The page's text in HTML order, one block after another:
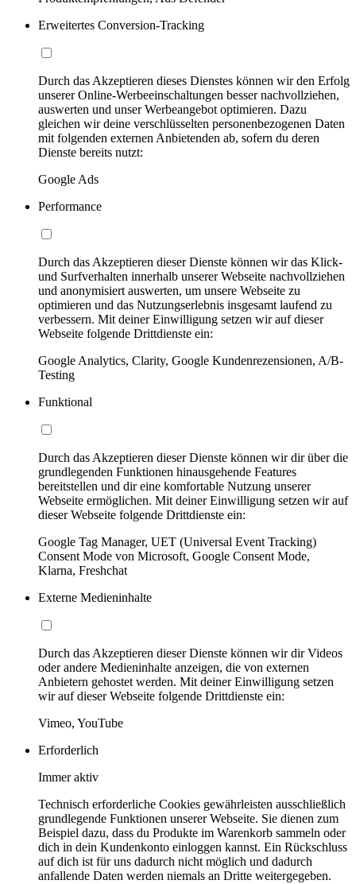
Erweitertes Conversion-Tracking
Durch das Akzeptieren dieses Dienstes können wir den Erfolg
unserer Online-Werbeeinschaltungen besser nachvollziehen,
auswerten und unser Werbeangebot optimieren. Dazu
gleichen wir deine verschlüsselten personenbezogenen Daten
mit folgenden externen Anbietenden ab, sofern du deren
Dienste bereits nutzt:
Google Ads
Performance
Durch das Akzeptieren dieser Dienste können wir das Klick-
und Surfverhalten innerhalb unserer Webseite nachvollziehen
und anonymisiert auswerten, um unsere Webseite zu
optimieren und das Nutzungserlebnis insgesamt laufend zu
verbessern. Mit deiner Einwilligung setzen wir auf dieser
Webseite folgende Drittdienste ein:
Google Analytics, Clarity, Google Kundenrezensionen, A/B-
Testing
Funktional
Durch das Akzeptieren dieser Dienste können wir dir über die
grundlegenden Funktionen hinausgehende Features
bereitstellen und dir eine komfortable Nutzung unserer
Webseite ermöglichen. Mit deiner Einwilligung setzen wir auf
dieser Webseite folgende Drittdienste ein:
Google Tag Manager, UET (Universal Event Tracking)
Consent Mode von Microsoft, Google Consent Mode,
Klarna, Freshchat
Externe Medieninhalte
Durch das Akzeptieren dieser Dienste können wir dir Videos
oder andere Medieninhalte anzeigen, die von externen
Anbietern gehostet werden. Mit deiner Einwilligung setzen
wir auf dieser Webseite folgende Drittdienste ein:
Vimeo, YouTube
Erforderlich
Immer aktiv
Technisch erforderliche Cookies gewährleisten ausschließlich
grundlegende Funktionen unserer Webseite. Sie dienen zum
Beispiel dazu, dass du Produkte im Warenkorb sammeln oder
dich in dein Kundenkonto einloggen kannst. Ein Rückschluss
auf dich ist für uns dadurch nicht möglich und dadurch
anfallende Daten werden niemals an Dritte weitergegeben.